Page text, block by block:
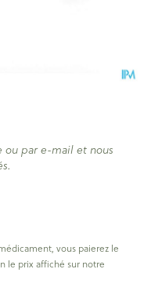
vous paierez le
le prix affiché sur notre
ou par e-mail et nous